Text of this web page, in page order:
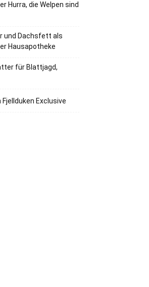
Hurra, die Welpen sind
und Dachsfett als
Hausapotheke
für Blattjagd,
Exclusive